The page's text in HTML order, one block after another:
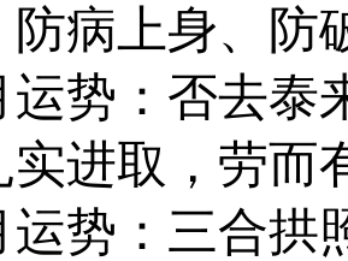
防病上身、防
运势：否去泰
实进取，劳而
运势：三合拱